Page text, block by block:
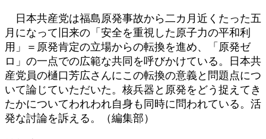
日本共産党は福島原発事故から二カ月近くたった五
月になって旧来の「安全を重視した原子力の平和利
用」＝原発肯定の立場からの転換を進め、「原発ゼ
ロ」の一点での広範な共同を呼びかけている。日本共
産党員の樋口芳広さんにこの転換の意義と問題点につ
いて論じていただいた。核兵器と原発をどう捉えてき
たかについてわれわれ自身も同時に問われている。活
発な討論を訴える。（編集部）